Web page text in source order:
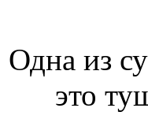
Одна из
это